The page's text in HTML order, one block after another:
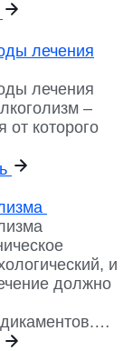
лечения
лечения
–
от которого
и
должно